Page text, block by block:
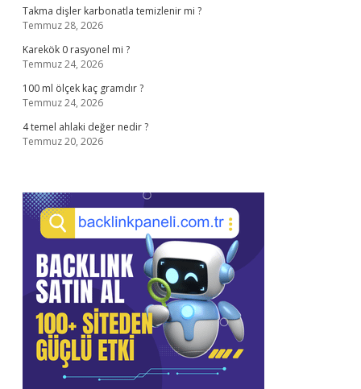
Takma dişler karbonatla temizlenir mi ?
Temmuz 28, 2026
Karekök 0 rasyonel mi ?
Temmuz 24, 2026
100 ml ölçek kaç gramdır ?
Temmuz 24, 2026
4 temel ahlaki değer nedir ?
Temmuz 20, 2026